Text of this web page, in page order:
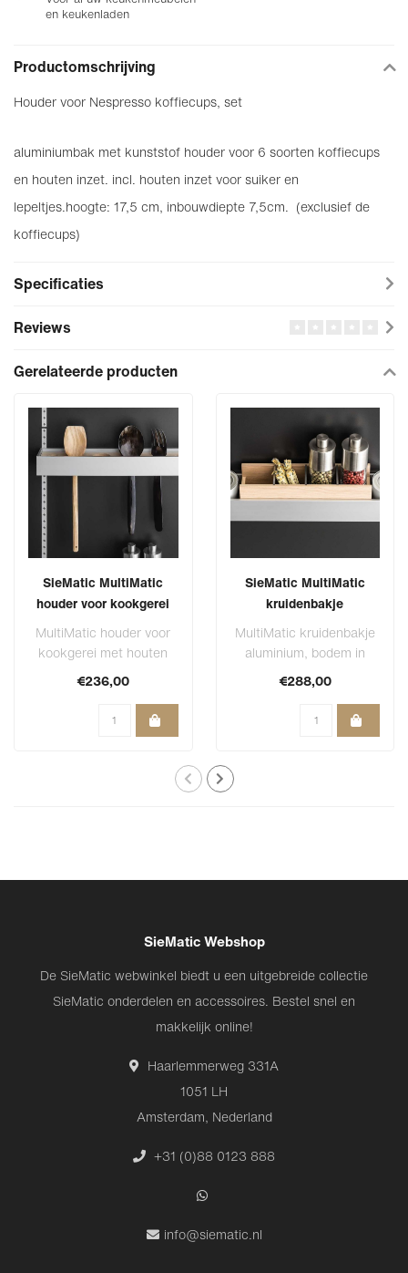
en keukenladen
Productomschrijving
Houder voor Nespresso koffiecups, set
aluminiumbak met kunststof houder voor 6 soorten koffiecups
en houten inzet. incl. houten inzet voor suiker en
lepeltjes.hoogte: 17,5 cm, inbouwdiepte 7,5cm. (exclusief de
koffiecups)
Specificaties
Reviews
Gerelateerde producten
SieMatic MultiMatic
houder voor kookgerei
MultiMatic houder voor
kookgerei met houten
inzet voor 6 stuks
kookgerei.
€236,00
SieMatic MultiMatic
kruidenbakje
MultiMatic kruidenbakje
aluminium, bodem in
hout INCLUSIEF een
houten inzet met..
€288,00
SieMatic Webshop
De SieMatic webwinkel biedt u een uitgebreide collectie
SieMatic onderdelen en accessoires. Bestel snel en
makkelijk online!
Haarlemmerweg 331A
1051 LH
Amsterdam, Nederland
+31 (0)88 0123 888
info@siematic.nl